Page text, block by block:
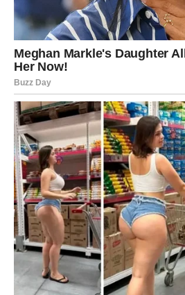
VAGA
Zvijezde vam donose veoma
Ali prvo morate priznati sebi šta
želite od budućnosti.
Srce više ne može
Pred vama su trenuci koje ćete